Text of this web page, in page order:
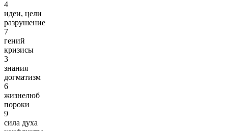
4
идеи, цели
разрушение
7
гений
кризисы
3
знания
догматизм
6
жизнелюб
пороки
9
сила духа